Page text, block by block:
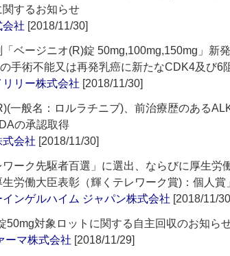
するお知らせ
会社 [2018/11/30]
「ベージニオ(R)錠 50mg,100mg,150mg」
手術不能又は再発乳癌に新たなCDK4及び6
リリー株式会社 [2018/11/30]
一般名：ロルラチニブ)、前治療歴のある
の承認取得
式会社 [2018/11/30]
ーク先駆者百選」に選出、ならびに厚生労
労働大臣表彰（輝くテレワーク賞)：個人賞
ンゲルハイム ジャパン株式会社 [2018/11/
50mg対象ロットに関する自主回収のお知らせ
ーマ株式会社 [2018/11/29]